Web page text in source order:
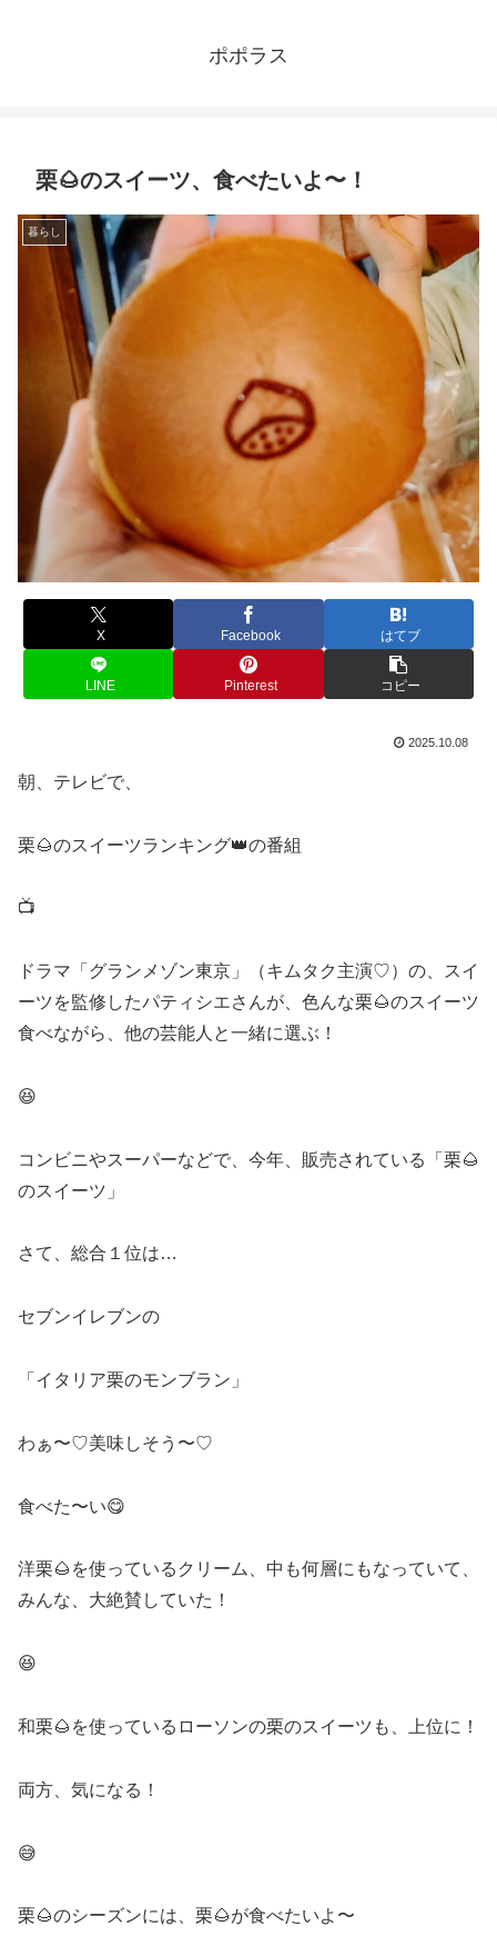
ポポラス
栗🌰のスイーツ、食べたいよ〜！
暮らし
X Facebook はてブ
LINE Pinterest コピー
2025.10.08
朝、テレビで、
栗🌰のスイーツランキング👑の番組
📺
ドラマ「グランメゾン東京」（キムタク主演♡）の、スイ
ーツを監修したパティシエさんが、色んな栗🌰のスイーツ
食べながら、他の芸能人と一緒に選ぶ！
😆
コンビニやスーパーなどで、今年、販売されている「栗🌰
のスイーツ」
さて、総合１位は…
セブンイレブンの
「イタリア栗のモンブラン」
わぁ〜♡美味しそう〜♡
食べた〜い😋
洋栗🌰を使っているクリーム、中も何層にもなっていて、
みんな、大絶賛していた！
😆
和栗🌰を使っているローソンの栗のスイーツも、上位に！
両方、気になる！
😅
栗🌰のシーズンには、栗🌰が食べたいよ〜